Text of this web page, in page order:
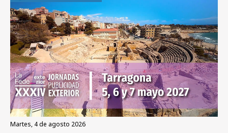
martes, 4 de agosto 2026